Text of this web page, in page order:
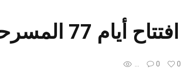
افتتاح أيام 77 المسرحيةالدورة الثانية عشرة والأولى دوليا
... 0 0